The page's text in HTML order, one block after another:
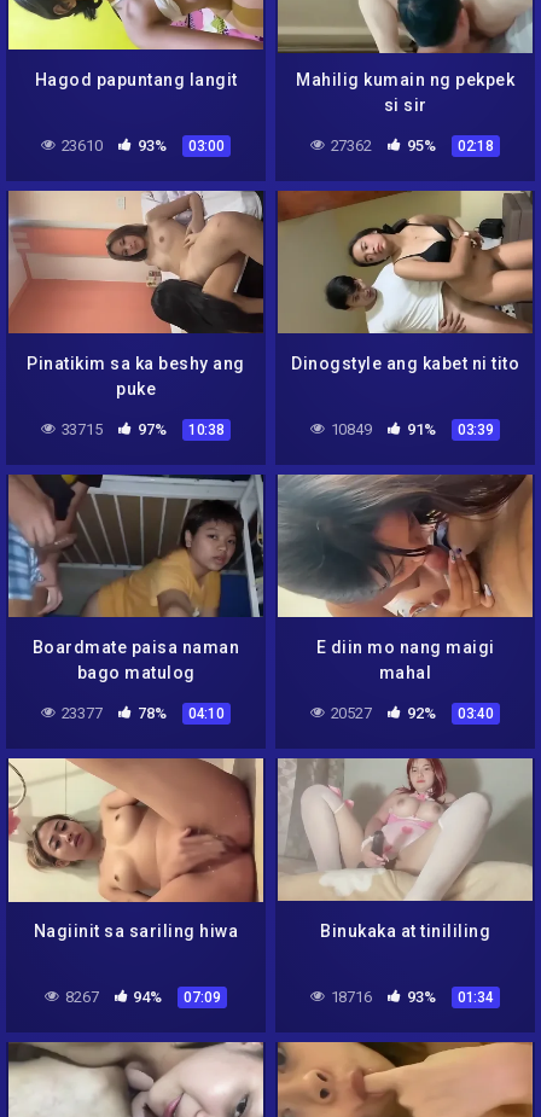
Hagod papuntang langit
23610 93% 03:00
Mahilig kumain ng pekpek
si sir
27362 95% 02:18
Pinatikim sa ka beshy ang
puke
33715 97% 10:38
Dinogstyle ang kabet ni tito
10849 91% 03:39
Boardmate paisa naman
bago matulog
23377 78% 04:10
E diin mo nang maigi
mahal
20527 92% 03:40
Nagiinit sa sariling hiwa
8267 94% 07:09
Binukaka at tinililing
18716 93% 01:34